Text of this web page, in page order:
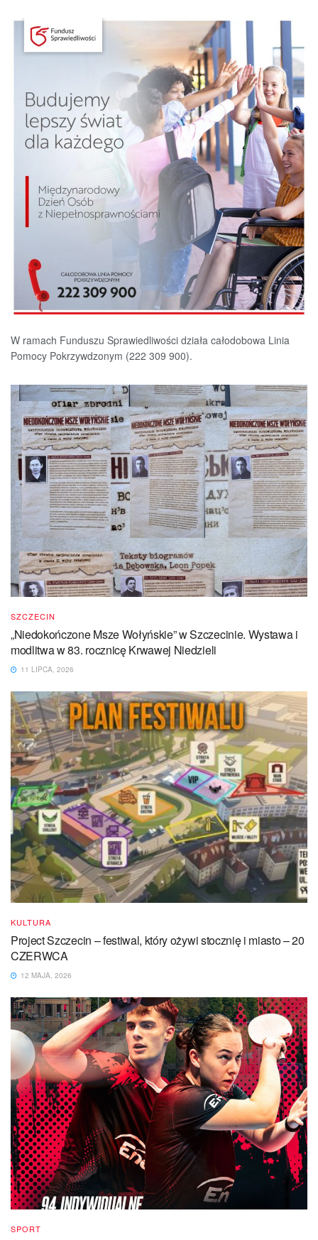
W ramach Funduszu Sprawiedliwości działa całodobowa Linia
Pomocy Pokrzywdzonym (222 309 900).
SZCZECIN
„Niedokończone Msze Wołyńskie” w Szczecinie. Wystawa i
modlitwa w 83. rocznicę Krwawej Niedzieli
11 LIPCA, 2026
KULTURA
Project Szczecin – festiwal, który ożywi stocznię i miasto – 20
CZERWCA
12 MAJA, 2026
SPORT